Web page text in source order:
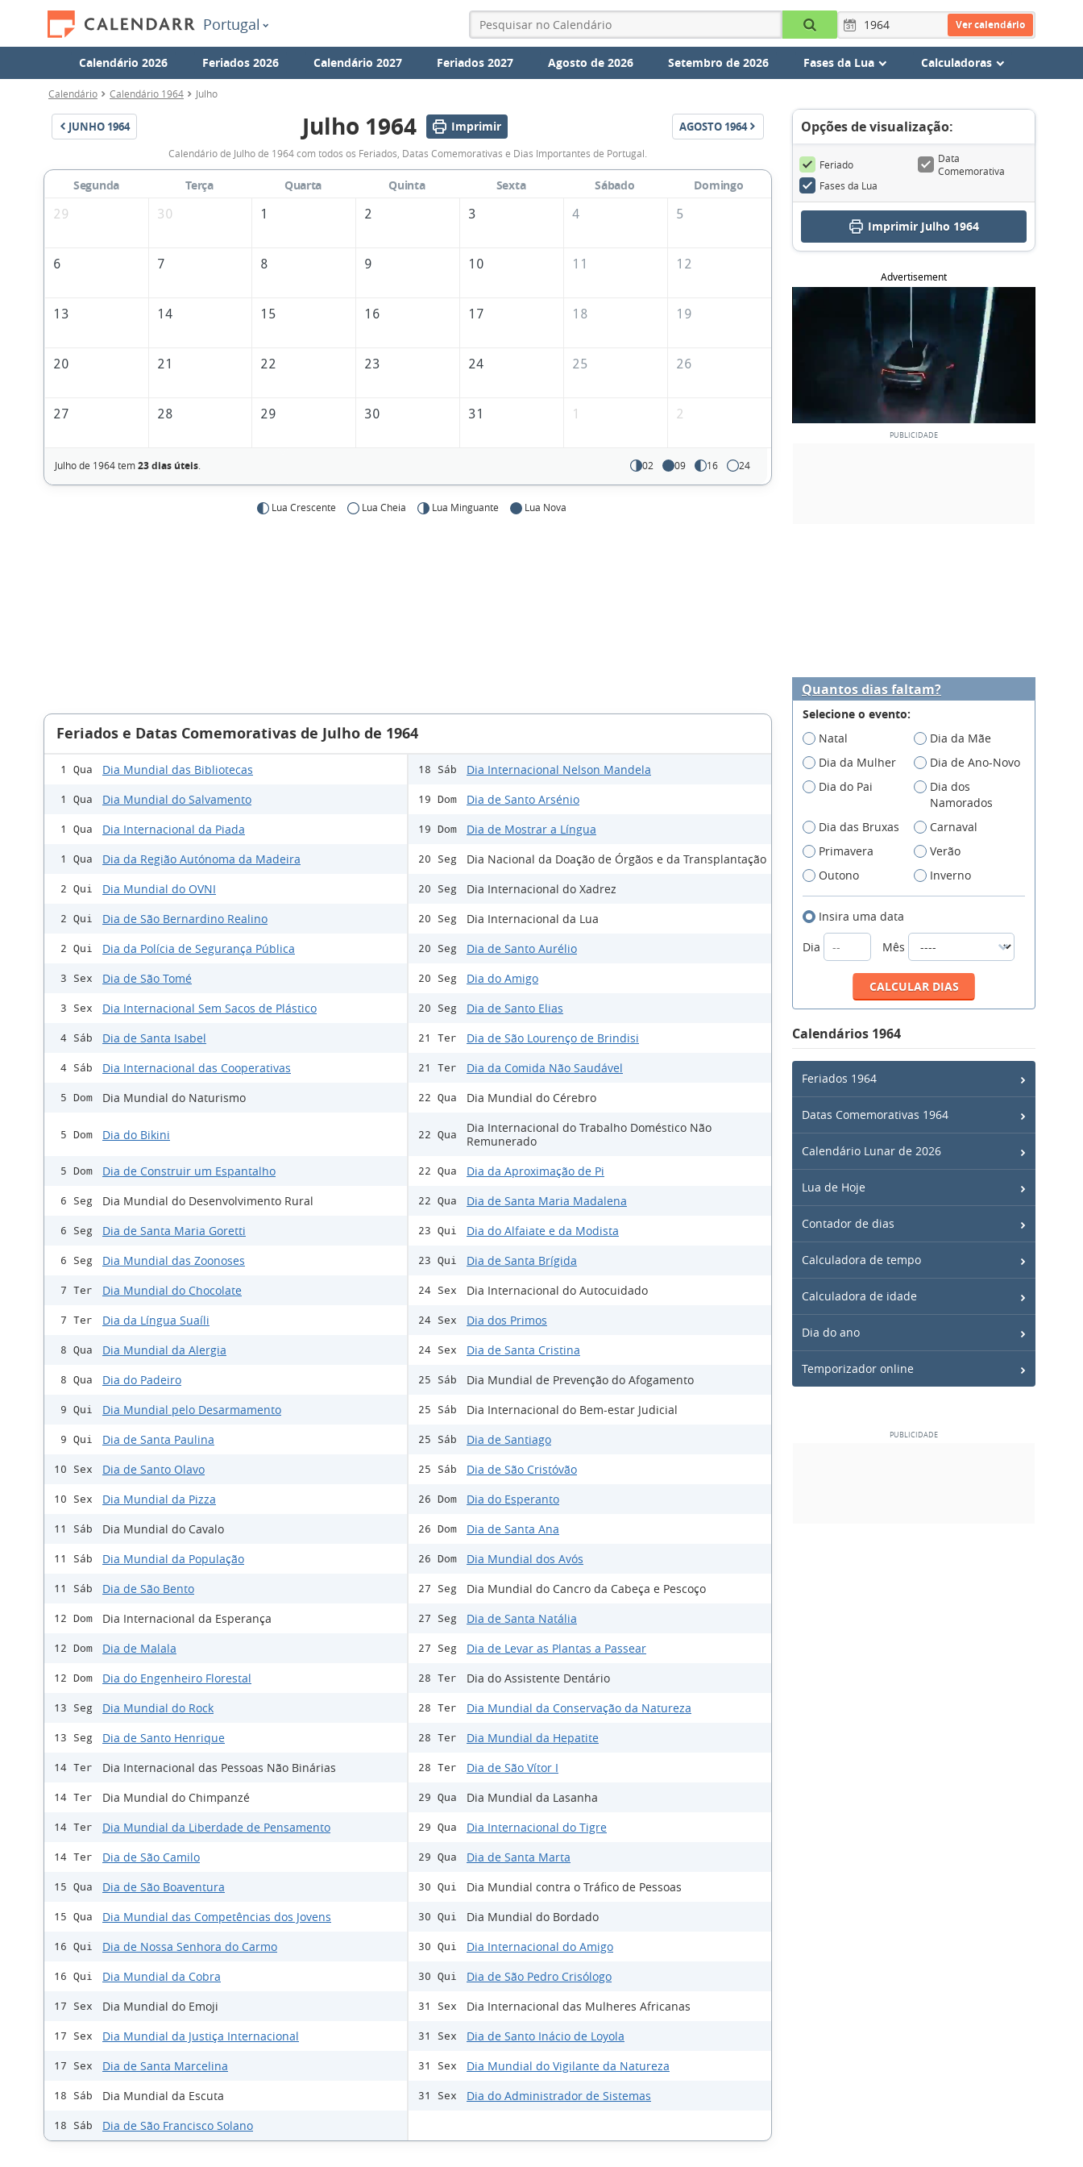
Portugal Ver calendário
Calendário 2026 Feriados 2026 Calendário 2027 Feriados 2027 Agosto de 2026 Setembro de 2026 Fases da Lua Calculadoras
Calendário Calendário 1964 Julho
JUNHO 1964
Calendário
de
Julho
Julho 1964 Imprimir AGOSTO 1964
Calendário de Julho de 1964 com todos os Feriados, Datas Comemorativas e Dias Importantes de Portugal.
Segunda Terça Quarta Quinta Sexta Sábado
Domingo
29
30 1 2 3 4 5
6 7 8 9 10 11 12
13 14 15 16 17 18 19
20 21 22 23 24 25 26
27 28 29 30 31 1 2
Julho de 1964 tem23 dias úteis. 02 09 16 24
Lua Crescente Lua Cheia Lua Minguante Lua Nova
Opções de visualização:
Feriado
Data
Comemorativa
Fases da Lua
Imprimir Julho 1964
Advertisement
Feriados e Datas Comemorativas de Julho de 1964
1 Qua Dia Mundial das Bibliotecas
1 Qua Dia Mundial do Salvamento
1 Qua Dia Internacional da Piada
1 Qua Dia da Região Autónoma da Madeira
2 Qui Dia Mundial do OVNI
2 Qui Dia de São Bernardino Realino
2 Qui Dia da Polícia de Segurança Pública
3 Sex Dia de São Tomé
3 Sex Dia Internacional Sem Sacos de Plástico
4 Sáb Dia de Santa Isabel
4 Sáb Dia Internacional das Cooperativas
5 Dom Dia Mundial do Naturismo
5 Dom Dia do Bikini
5 Dom Dia de Construir um Espantalho
6 Seg Dia Mundial do Desenvolvimento Rural
6 Seg Dia de Santa Maria Goretti
6 Seg Dia Mundial das Zoonoses
7 Ter Dia Mundial do Chocolate
7 Ter Dia da Língua Suaíli
8 Qua Dia Mundial da Alergia
8 Qua Dia do Padeiro
9 Qui Dia Mundial pelo Desarmamento
9 Qui Dia de Santa Paulina
10 Sex Dia de Santo Olavo
10 Sex Dia Mundial da Pizza
11 Sáb Dia Mundial do Cavalo
11 Sáb Dia Mundial da População
11 Sáb Dia de São Bento
12 Dom Dia Internacional da Esperança
12 Dom Dia de Malala
12 Dom Dia do Engenheiro Florestal
13 Seg Dia Mundial do Rock
13 Seg Dia de Santo Henrique
14 Ter Dia Internacional das Pessoas Não Binárias
14 Ter Dia Mundial do Chimpanzé
14 Ter Dia Mundial da Liberdade de Pensamento
14 Ter Dia de São Camilo
15 Qua Dia de São Boaventura
15 Qua Dia Mundial das Competências dos Jovens
16 Qui Dia de Nossa Senhora do Carmo
16 Qui Dia Mundial da Cobra
17 Sex Dia Mundial do Emoji
17 Sex Dia Mundial da Justiça Internacional
17 Sex Dia de Santa Marcelina
18 Sáb Dia Mundial da Escuta
18 Sáb Dia de São Francisco Solano
18 Sáb Dia Internacional Nelson Mandela
19 Dom Dia de Santo Arsénio
19 Dom Dia de Mostrar a Língua
20 Seg Dia Nacional da Doação de Órgãos e da Transplantação
20 Seg Dia Internacional do Xadrez
20 Seg Dia Internacional da Lua
20 Seg Dia de Santo Aurélio
20 Seg Dia do Amigo
20 Seg Dia de Santo Elias
21 Ter Dia de São Lourenço de Brindisi
21 Ter Dia da Comida Não Saudável
22 Qua Dia Mundial do Cérebro
22 Qua
Dia Internacional do Trabalho Doméstico Não
Remunerado
22 Qua Dia da Aproximação de Pi
22 Qua Dia de Santa Maria Madalena
23 Qui Dia do Alfaiate e da Modista
23 Qui Dia de Santa Brígida
24 Sex Dia Internacional do Autocuidado
24 Sex Dia dos Primos
24 Sex Dia de Santa Cristina
25 Sáb Dia Mundial de Prevenção do Afogamento
25 Sáb Dia Internacional do Bem-estar Judicial
25 Sáb Dia de Santiago
25 Sáb Dia de São Cristóvão
26 Dom Dia do Esperanto
26 Dom Dia de Santa Ana
26 Dom Dia Mundial dos Avós
27 Seg Dia Mundial do Cancro da Cabeça e Pescoço
27 Seg Dia de Santa Natália
27 Seg Dia de Levar as Plantas a Passear
28 Ter Dia do Assistente Dentário
28 Ter Dia Mundial da Conservação da Natureza
28 Ter Dia Mundial da Hepatite
28 Ter Dia de São Vítor I
29 Qua Dia Mundial da Lasanha
29 Qua Dia Internacional do Tigre
29 Qua Dia de Santa Marta
30 Qui Dia Mundial contra o Tráfico de Pessoas
30 Qui Dia Mundial do Bordado
30 Qui Dia Internacional do Amigo
30 Qui Dia de São Pedro Crisólogo
31 Sex Dia Internacional das Mulheres Africanas
31 Sex Dia de Santo Inácio de Loyola
31 Sex Dia Mundial do Vigilante da Natureza
31 Sex Dia do Administrador de Sistemas
Quantos dias faltam?
Selecione o evento:
Natal
Dia da Mãe
Dia da Mulher
Dia de Ano-Novo
Dia do Pai
Dia dos
Namorados
Dia das Bruxas
Carnaval
Primavera
Verão
Outono
Inverno
Insira uma data
Dia
Mês
Calendários 1964
Feriados 1964
Datas Comemorativas 1964
Calendário Lunar de 2026
Lua de Hoje
Contador de dias
Calculadora de tempo
Calculadora de idade
Dia do ano
Temporizador online